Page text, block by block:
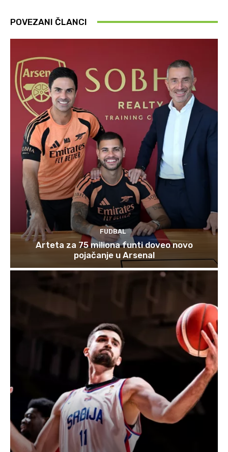
POVEZANI ČLANCI
FUDBAL
Arteta za 75 miliona funti doveo novo
pojačanje u Arsenal